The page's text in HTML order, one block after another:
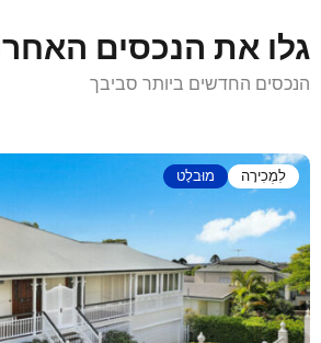
גלו את הנכסים
הנכסים החדשים ביותר סביבך
לִמְכִירָה מוּבלָט